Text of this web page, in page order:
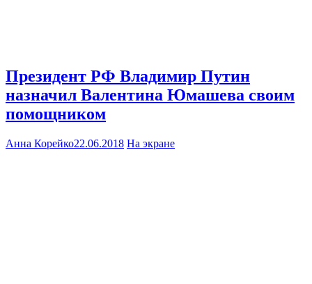
Президент РФ Владимир Путин
назначил Валентина Юмашева своим
помощником
Анна Корейко22.06.2018 На экране